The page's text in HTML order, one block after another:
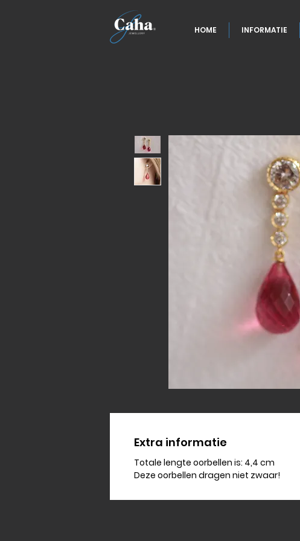
HOME INFORMATIE
Extra informatie
Totale lengte oorbellen is: 4,4 cm
Deze oorbellen dragen niet zwaar!